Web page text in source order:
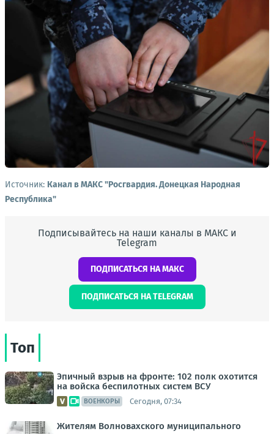
Источник: Канал в МАКС "Росгвардия. Донецкая Народная
Республика"
Подписывайтесь на наши каналы в МАКС и
Telegram
ПОДПИСАТЬСЯ НА МАКС
ПОДПИСАТЬСЯ НА TELEGRAM
Топ
Эпичный взрыв на фронте: 102 полк охотится
на войска беспилотных систем ВСУ
ВОЕНКОРЫ Сегодня, 07:34
Жителям Волновахского муниципального